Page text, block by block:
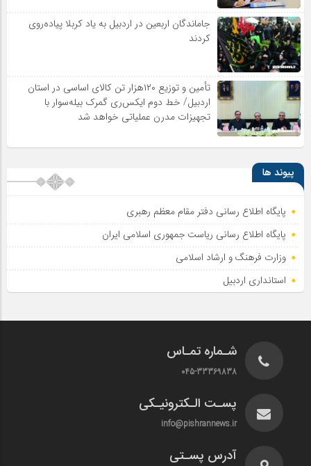
جاماندگان اربعین در اردبیل به یاد کربلا پیاده‌روی
کردند
تأمین و توزیع ۱۲۰هزار تن کالای اساسی در استان
اردبیل/ خط دوم ایکس‌ری گمرک بیله‌سوار با
تجهیزات مدرن عملیاتی خواهد شد
پیوند ها
پایگاه اطلاع رسانی دفتر مقام معظم رهبری
پایگاه اطلاع‌ رسانی ریاست‌ جمهوری اسلامی ایران
وزارت فرهنگ و ارشاد اسلامی
استانداری اردبیل
شـماره تمـاس
045-33369838
پسـت الـکترونیـکی
info@pishrannews.ir
آدرس پسـتی